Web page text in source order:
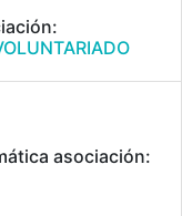
asociación: